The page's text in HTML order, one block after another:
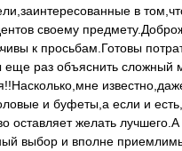
в
своему
к просьбам.Готовы
еще раз объяснить сложный
и буфеты,а если и
оставляет желать лучшего.А
выбор и вполне